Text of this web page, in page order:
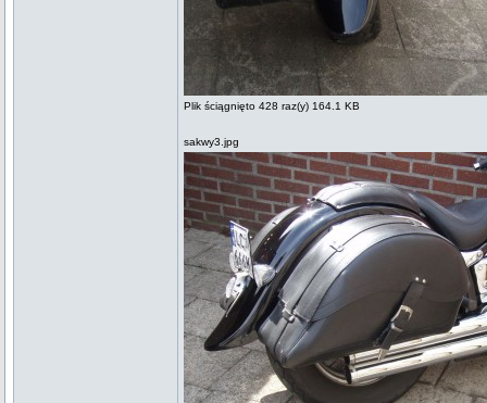
Plik ściągnięto 428 raz(y) 164.1 KB
sakwy3.jpg